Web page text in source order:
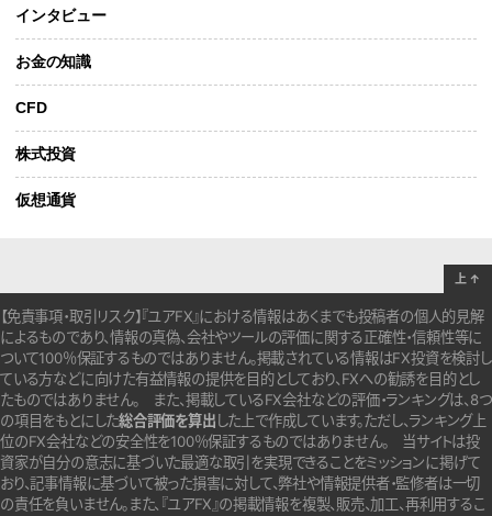
インタビュー
お金の知識
CFD
株式投資
仮想通貨
【免責事項・取引リスク】『ユアFX』における情報はあくまでも投稿者の個人的見解
によるものであり、情報の真偽、会社やツールの評価に関する正確性・信頼性等に
ついて100％保証するものではありません。掲載されている情報はFX投資を検討し
ている方などに向けた有益情報の提供を目的としており、FXへの勧誘を目的とし
たものではありません。 また、掲載しているFX会社などの評価・ランキングは、8つ
の項目をもとにした総合評価を算出 した上で作成しています。ただし、ランキング上
位のFX会社などの安全性を100％保証するものではありません。
当サイトは投
資家が自分の意志に基づいた最適な取引を実現できることをミッションに掲げて
おり、記事情報に基づいて被った損害に対して、弊社や情報提供者・監修者は一切
の責任を負いません。また、『ユアFX』の掲載情報を複製、販売、加工、再利用するこ
上 ↑